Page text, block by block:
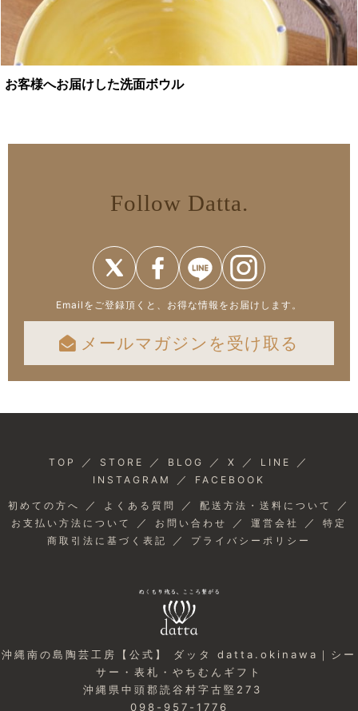
お客様へお届けした洗面ボウル
Follow Datta.
Emailをご登録頂くと、お得な情報をお届けします。
メールマガジンを受け取る
TOP ／ STORE ／ BLOG ／ X ／ LINE ／
INSTAGRAM ／ FACEBOOK
初めての方へ ／ よくある質問 ／ 配送方法・送料について ／
お支払い方法について ／ お問い合わせ ／ 運営会社 ／ 特定
商取引法に基づく表記
／ プライバシーポリシー
沖縄南の島陶芸工房【公式】 ダッタ datta.okinawa｜シー
サー・表札・やちむんギフト
沖縄県中頭郡読谷村字古堅273
098-957-1776